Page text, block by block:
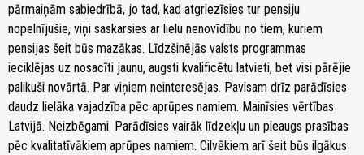
pārmaiņām sabiedrībā, jo tad, kad atgriezīsies tur pensiju
nopelnījušie, viņi saskarsies ar lielu nenovīdību no tiem, kuriem
pensijas šeit būs mazākas. Līdzšinējās valsts programmas
ieciklējas uz nosacīti jaunu, augsti kvalificētu latvieti, bet visi pārējie
palikuši novārtā. Par viņiem neinteresējas. Pavisam drīz parādīsies
daudz lielāka vajadzība pēc aprūpes namiem. Mainīsies vērtības
Latvijā. Neizbēgami. Parādīsies vairāk līdzekļu un pieaugs prasības
pēc kvalitatīvākiem aprūpes namiem. Cilvēkiem arī šeit būs ilgākus